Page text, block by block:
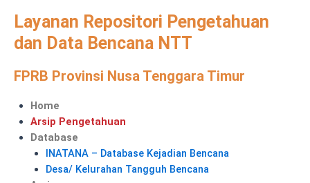
Layanan Repositori Pengetahuan
dan Data Bencana NTT
FPRB Provinsi Nusa Tenggara Timur
Home
Arsip Pengetahuan
Database
INATANA – Database Kejadian Bencana
Desa/ Kelurahan Tangguh Bencana
Menu